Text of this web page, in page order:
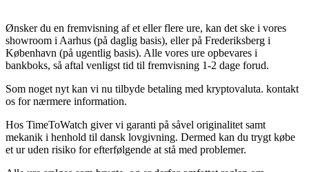
Ønsker du en fremvisning af et eller flere ure, kan det ske i vores
showroom i Aarhus (på daglig basis), eller på Frederiksberg i
København (på ugentlig basis). Alle vores ure opbevares i
bankboks, så aftal venligst tid til fremvisning 1-2 dage forud.
Som noget nyt kan vi nu tilbyde betaling med kryptovaluta. kontakt
os for nærmere information.
Hos TimeToWatch giver vi garanti på såvel originalitet samt
mekanik i henhold til dansk lovgivning. Dermed kan du trygt købe
et ur uden risiko for efterfølgende at stå med problemer.